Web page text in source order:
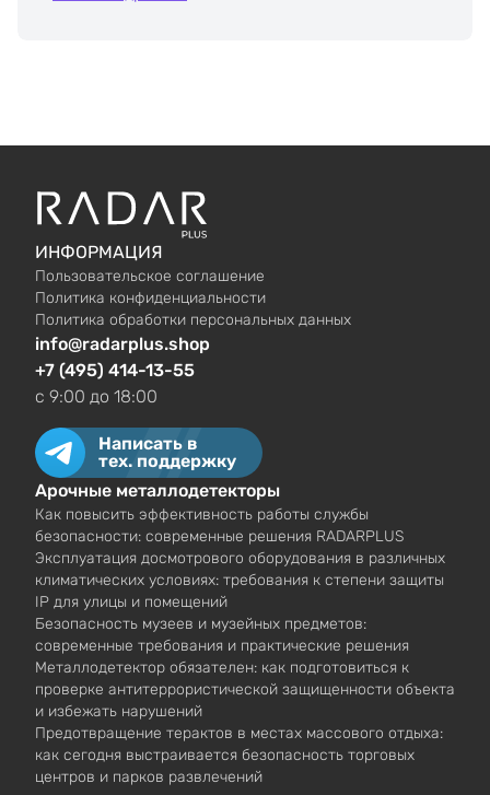
ИНФОРМАЦИЯ
Пользовательское соглашение
Политика конфиденциальности
Политика обработки персональных данных
info@radarplus.shop
+7 (495) 414-13-55
c 9:00 до 18:00
Написать в
тех. поддержку
Арочные металлодетекторы
Как повысить эффективность работы службы
безопасности: современные решения RADARPLUS
Эксплуатация досмотрового оборудования в различных
климатических условиях: требования к степени защиты
IP для улицы и помещений
Безопасность музеев и музейных предметов:
современные требования и практические решения
Металлодетектор обязателен: как подготовиться к
проверке антитеррористической защищенности объекта
и избежать нарушений
Предотвращение терактов в местах массового отдыха:
как сегодня выстраивается безопасность торговых
центров и парков развлечений